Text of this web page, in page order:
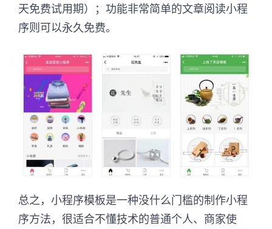
天免费试用期）；功能非常简单的文章阅读小程
序则可以永久免费。
总之，小程序模板是一种没什么门槛的制作小程
序方法，很适合不懂技术的普通个人、商家使